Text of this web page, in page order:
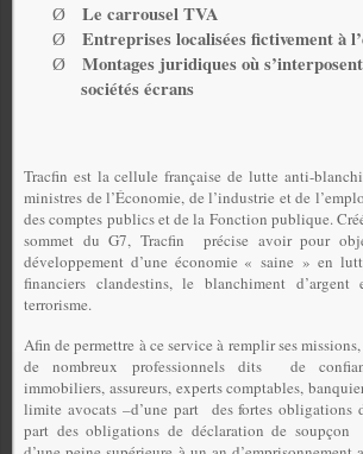
Ø Le carrousel TVA
Ø Entreprises localisées fictivement à
Ø
Montages juridiques où
sociétés écrans
Tracfin est la cellule française de lutte anti-
ministres de l’Économie, de l’industrie et de
des comptes publics et de la Fonction publique.
sommet du G7, Tracfin précise avoir pour
développement d’une économie « saine » en
financiers clandestins, le blanchiment
terrorisme.
Afin de permettre à ce service à remplir ses
de nombreux professionnels dits
de
immobiliers, assureurs, experts comptables,
limite avocats –d’une part
des fortes obligations
part des obligations de déclaration de soupçon